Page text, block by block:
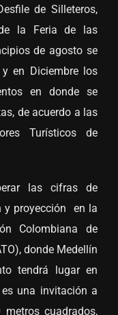
de Silleteros,
la Feria de las
de agosto se
en Diciembre los
en donde se
de acuerdo a las
Turísticos de
las cifras de
y proyección en la
Colombiana de
donde Medellín
tendrá lugar en
una invitación a
cuadrados,